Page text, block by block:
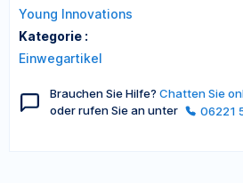
Young Innovations
Kategorie :
Einwegartikel
Brauchen Sie Hilfe? Chatten Sie
oder rufen Sie an unter
06221